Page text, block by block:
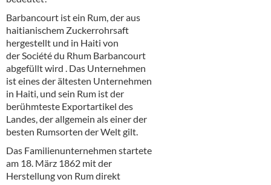
Öle & Küchenartikel
Kaffee
Barzubehör
Equipment
Verpackung
Hygieneartikel & Desinfektion
Barbancourt ist ein Rum, der aus
haitianischem Zuckerrohrsaft
hergestellt und in Haiti von
der Société du Rhum Barbancourt
abgefüllt wird . Das Unternehmen
ist eines der ältesten Unternehmen
in Haiti, und sein Rum ist der
berühmteste Exportartikel des
Landes, der allgemein als einer der
besten Rumsorten der Welt gilt.
Das Familienunternehmen startete
am 18. März 1862 mit der
Herstellung von Rum direkt